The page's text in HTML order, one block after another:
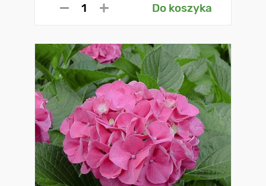
Do koszyka